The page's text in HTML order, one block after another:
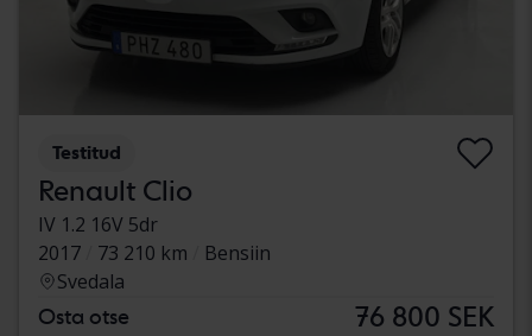
Testitud
Renault Clio
IV 1.2 16V 5dr
2017
73 210 km
Bensiin
Svedala
Osta otse 76 800 SEK